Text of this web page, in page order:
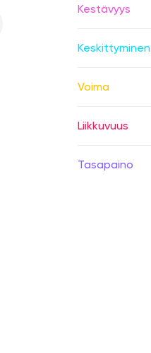
Kestävyys
Keskittyminen
Voima
Liikkuvuus
Tasapaino